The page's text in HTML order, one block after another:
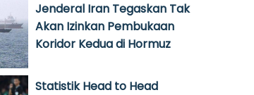
Jenderal Iran Tegaskan Tak
Akan Izinkan Pembukaan
Koridor Kedua di Hormuz
Statistik Head to Head